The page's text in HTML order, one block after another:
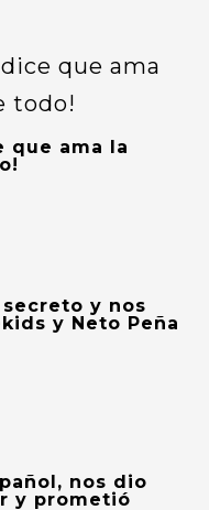
que ama la
y nos
y Neto Peña
nos dio
y prometió